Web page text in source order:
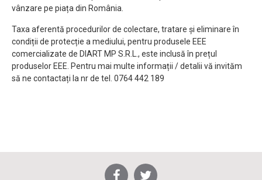
vânzare pe piața din România.
Taxa aferentă procedurilor de colectare, tratare și eliminare în
condiții de protecție a mediului, pentru produsele EEE
comercializate de DIART MP S.R.L., este inclusă în prețul
produselor EEE. Pentru mai multe informații / detalii vă invităm
să ne contactați la nr de tel. 0764 442 189